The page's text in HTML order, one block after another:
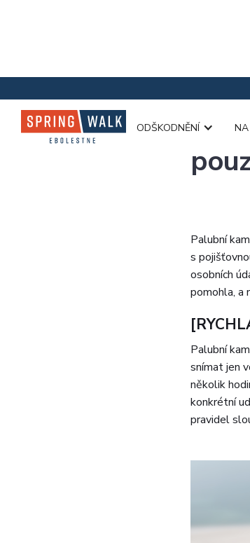
ODŠKODNĚNÍ
Palubní
s
osobních
pomohla, a
Palubní
snímat jen
několik
konkrétní
pravidel